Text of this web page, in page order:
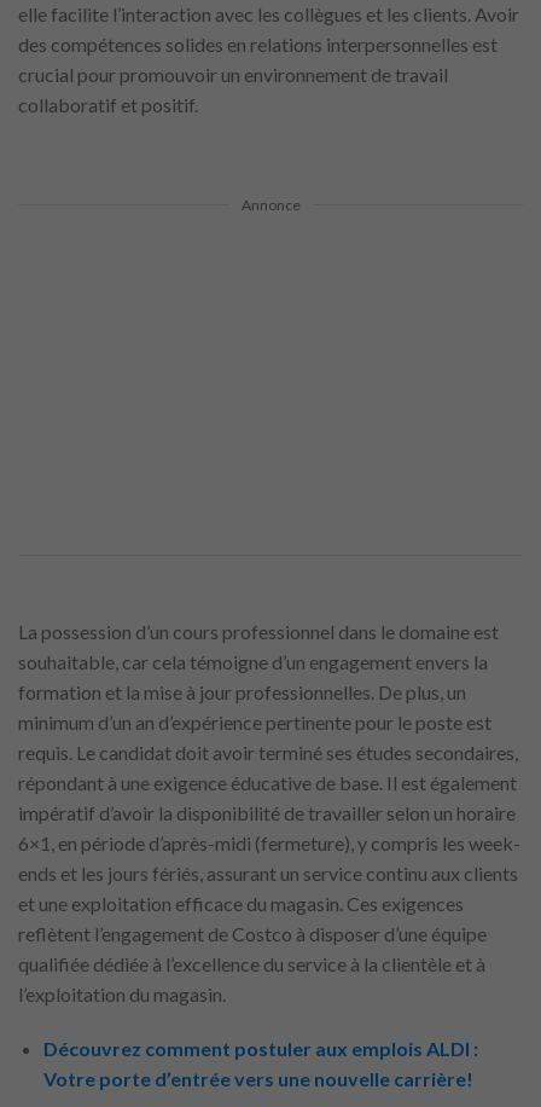
elle facilite l’interaction avec les collègues et les clients. Avoir
des compétences solides en relations interpersonnelles est
crucial pour promouvoir un environnement de travail
collaboratif et positif.
Annonce
La possession d’un cours professionnel dans le domaine est
souhaitable, car cela témoigne d’un engagement envers la
formation et la mise à jour professionnelles. De plus, un
minimum d’un an d’expérience pertinente pour le poste est
requis. Le candidat doit avoir terminé ses études secondaires,
répondant à une exigence éducative de base. Il est également
impératif d’avoir la disponibilité de travailler selon un horaire
6×1, en période d’après-midi (fermeture), y compris les week-
ends et les jours fériés, assurant un service continu aux clients
et une exploitation efficace du magasin. Ces exigences
reflètent l’engagement de Costco à disposer d’une équipe
qualifiée dédiée à l’excellence du service à la clientèle et à
l’exploitation du magasin.
Découvrez comment postuler aux emplois ALDI :
Votre porte d’entrée vers une nouvelle carrière!